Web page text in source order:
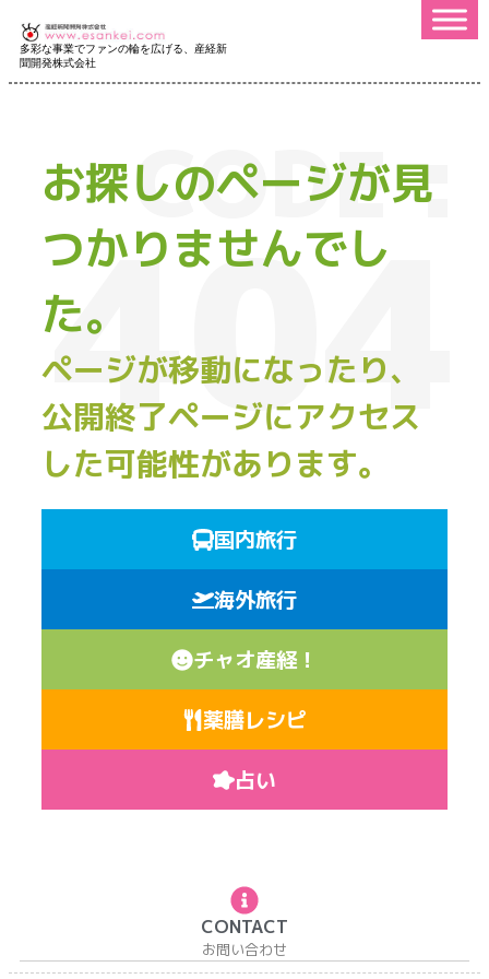
多彩な事業でファンの輪を広げる、産経新
聞開発株式会社
CODE :
404
お探しのページが見
つかりませんでし
た。
ページが移動になったり、
公開終了ページにアクセス
した可能性があります。
国内旅行
海外旅行
チャオ産経！
薬膳レシピ
占い
CONTACT
お問い合わせ